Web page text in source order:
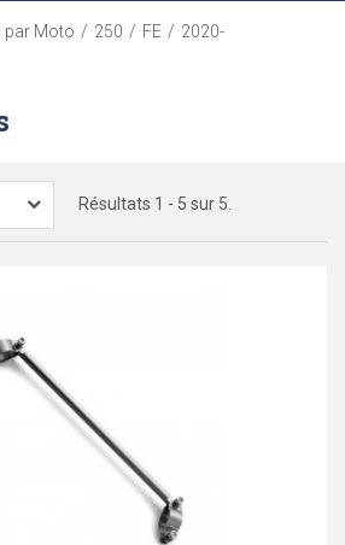
Moto / 250 / FE / 2020-
Résultats 1 - 5 sur 5.